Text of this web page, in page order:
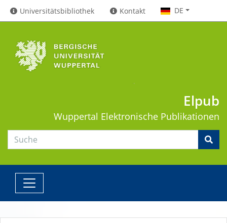
Universitätsbibliothek Kontakt DE
Elpub
Wuppertal Elektronische Publikationen